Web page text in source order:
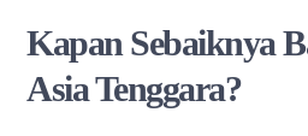
Kapan Sebaiknya
Asia Tenggara?